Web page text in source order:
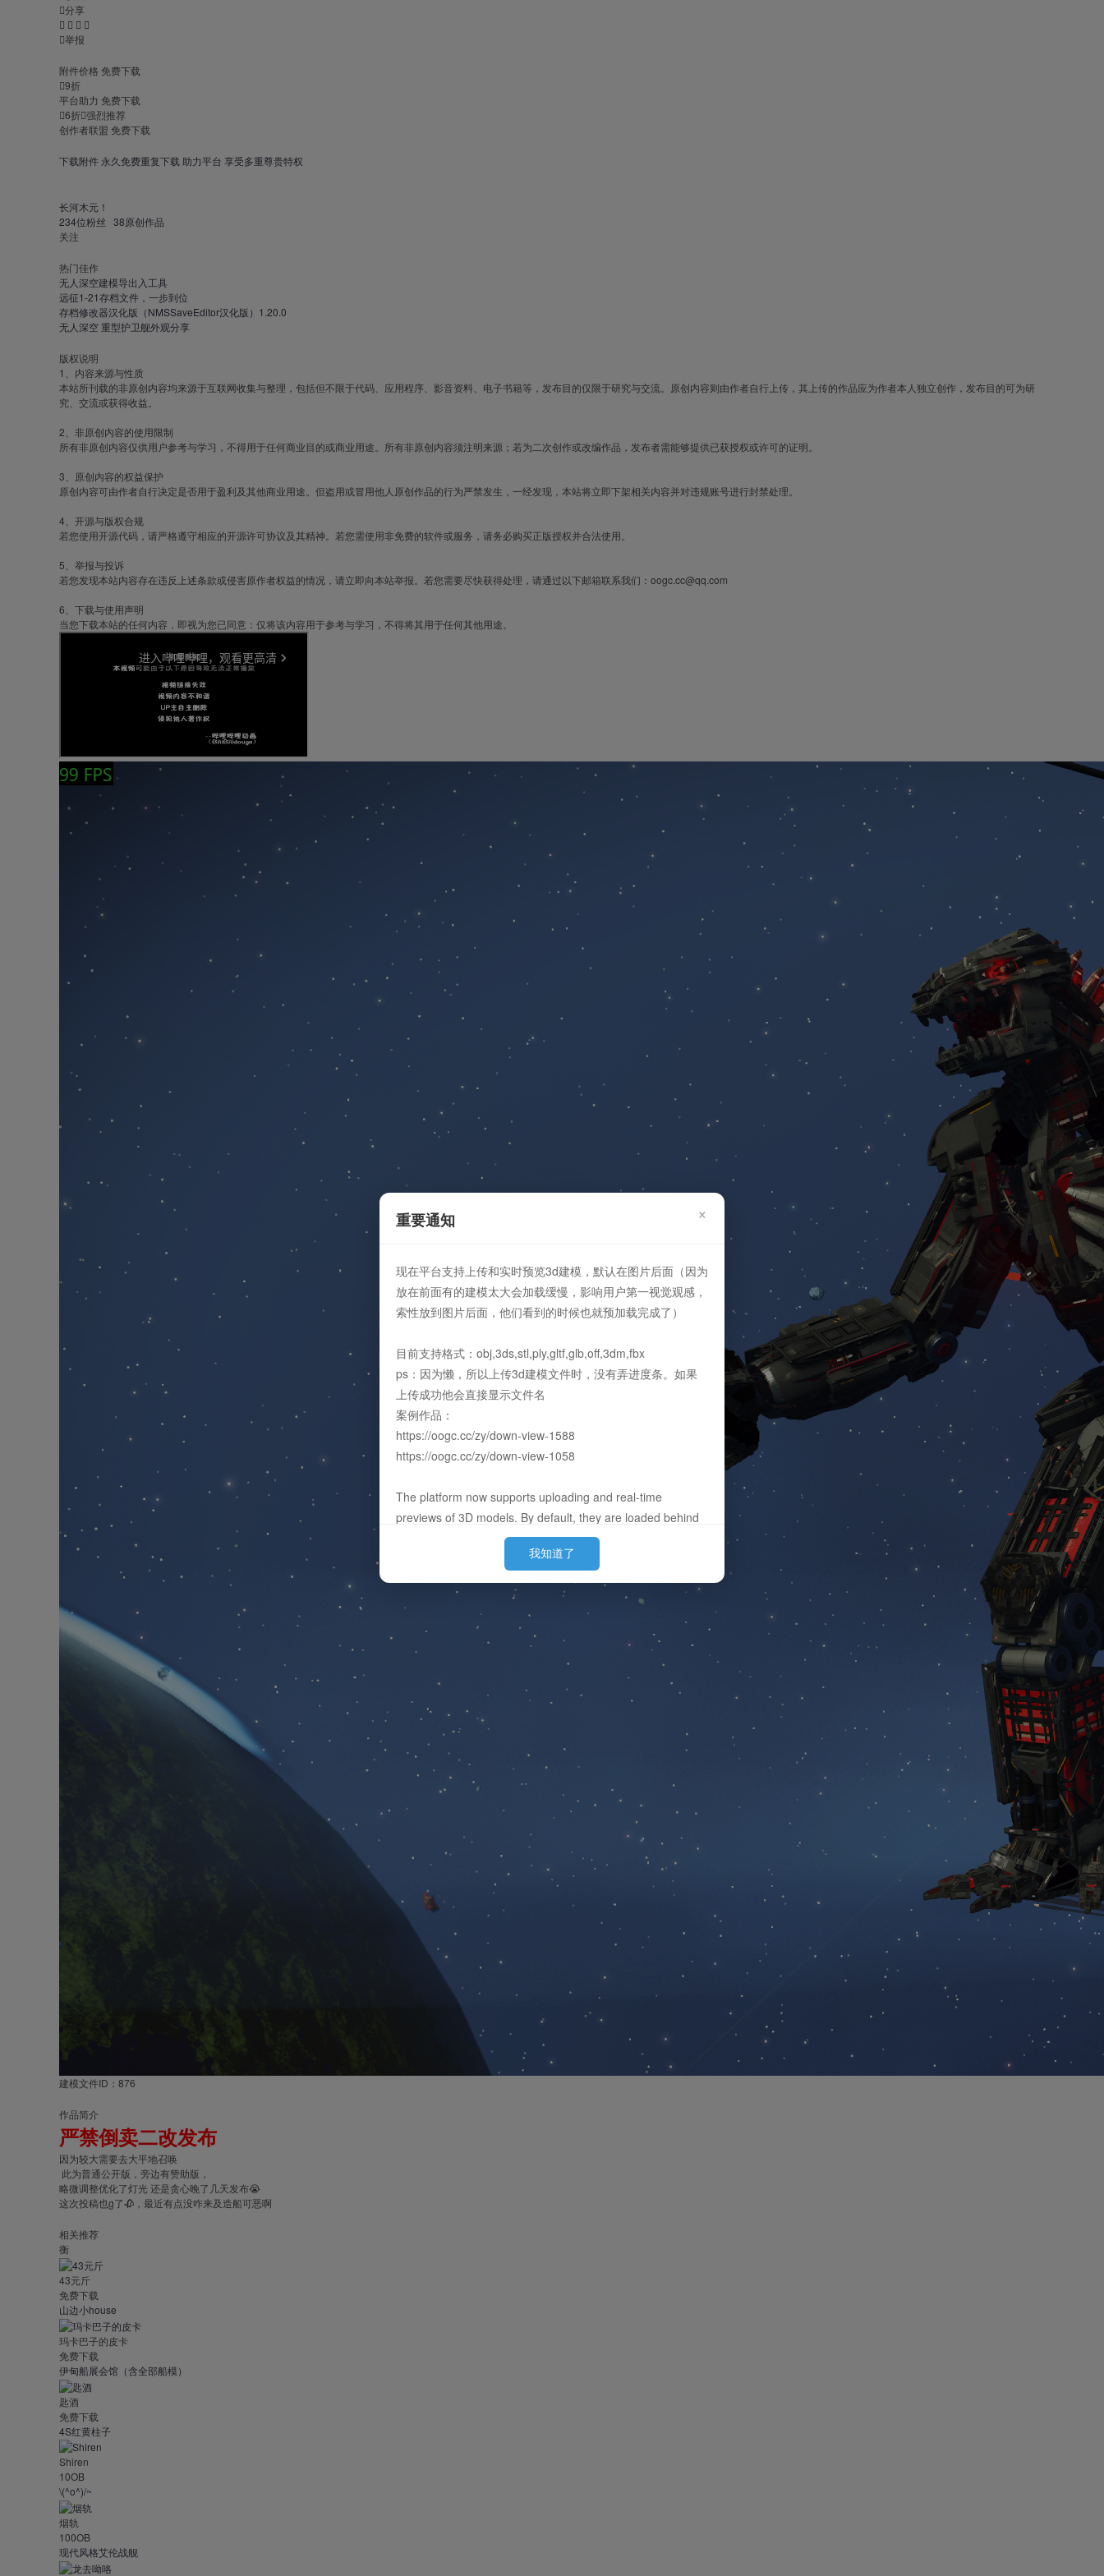
分享
   
举报
附件价格 免费下载
9折
平台助力 免费下载
6折强烈推荐
创作者联盟 免费下载
下载附件 永久免费重复下载 助力平台 享受多重尊贵特权
长河木元！
234位粉丝 38原创作品
关注
热门佳作
无人深空建模导出入工具
远征1-21存档文件，一步到位
存档修改器汉化版（NMSSaveEditor汉化版）1.20.0
无人深空 重型护卫舰外观分享
版权说明
1、内容来源与性质
本站所刊载的非原创内容均来源于互联网收集与整理，包括但不限于代码、应用程序、影音资料、电子书籍等，发布目的仅限于研究与交流。原创内容则由作者自行上传，其上传的作品应为作者本人独立创作，发布目的可为研
究、交流或获得收益。
2、非原创内容的使用限制
所有非原创内容仅供用户参考与学习，不得用于任何商业目的或商业用途。所有非原创内容须注明来源；若为二次创作或改编作品，发布者需能够提供已获授权或许可的证明。
3、原创内容的权益保护
原创内容可由作者自行决定是否用于盈利及其他商业用途。但盗用或冒用他人原创作品的行为严禁发生，一经发现，本站将立即下架相关内容并对违规账号进行封禁处理。
4、开源与版权合规
若您使用开源代码，请严格遵守相应的开源许可协议及其精神。若您需使用非免费的软件或服务，请务必购买正版授权并合法使用。
5、举报与投诉
若您发现本站内容存在违反上述条款或侵害原作者权益的情况，请立即向本站举报。若您需要尽快获得处理，请通过以下邮箱联系我们：oogc.cc@qq.com
6、下载与使用声明
当您下载本站的任何内容，即视为您已同意：仅将该内容用于参考与学习，不得将其用于任何其他用途。
建模文件ID：876
作品简介
严禁倒卖二改发布
因为较大需要去大平地召唤
此为普通公开版，旁边有赞助版，
略微调整优化了灯光 还是贪心晚了几天发布😭
这次投稿也g了🥀，最近有点没咋来及造船可恶啊
相关推荐
衡
43元斤
免费下载
山边小house
玛卡巴子的皮卡
免费下载
伊甸船展会馆（含全部船模）
匙酒
免费下载
4S红黄柱子
Shiren
10OB
\(^o^)/~
烟轨
100OB
现代风格艾伦战舰
×
重要通知
现在平台支持上传和实时预览3d建模，默认在图片后面（因为
放在前面有的建模太大会加载缓慢，影响用户第一视觉观感，
索性放到图片后面，他们看到的时候也就预加载完成了）
目前支持格式：obj,3ds,stl,ply,gltf,glb,off,3dm,fbx
ps：因为懒，所以上传3d建模文件时，没有弄进度条。如果
上传成功他会直接显示文件名
案例作品：
https://oogc.cc/zy/down-view-1588
https://oogc.cc/zy/down-view-1058
The platform now supports uploading and real-time
previews of 3D models. By default, they are loaded behind
the images. (Since placing them first can cause slow
loading for large models and affect the user's initial
experience, we put them behind so they can finish pre-
loading by the time the user sees them.)
Currently supported formats: obj, 3ds, stl, ply, gltf, glb, off,
P.S. Out of laziness, there is no progress bar when
uploading 3D model files. Once the upload is successful,
the filename will be displayed directly.
Example works:
https://oogc.cc/zy/down-view-1588
https://oogc.cc/zy/down-view-1058
我知道了